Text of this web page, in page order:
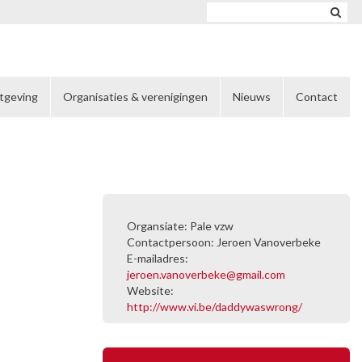
Organisaties & verenigingen Nieuws Contact
Organsiate: Pale vzw
Contactpersoon: Jeroen Vanoverbeke
E-mailadres:
jeroen.vanoverbeke@gmail.com
Website:
http://www.vi.be/daddywaswrong/